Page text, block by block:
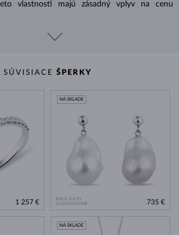
vlastnosti majú zásadný vplyv na cenu
SÚVISIACE ŠPERKY
1 257 €
BIELE ZLATO
SLADKOVODNÉ
NA SKLADE
735 €
NA SKLADE